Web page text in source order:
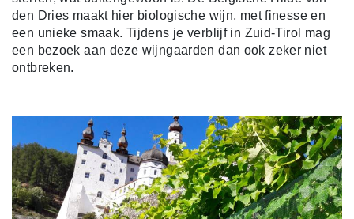
den Dries maakt hier biologische wijn, met finesse en
een unieke smaak. Tijdens je verblijf in Zuid-Tirol mag
een bezoek aan deze wijngaarden dan ook zeker niet
ontbreken.